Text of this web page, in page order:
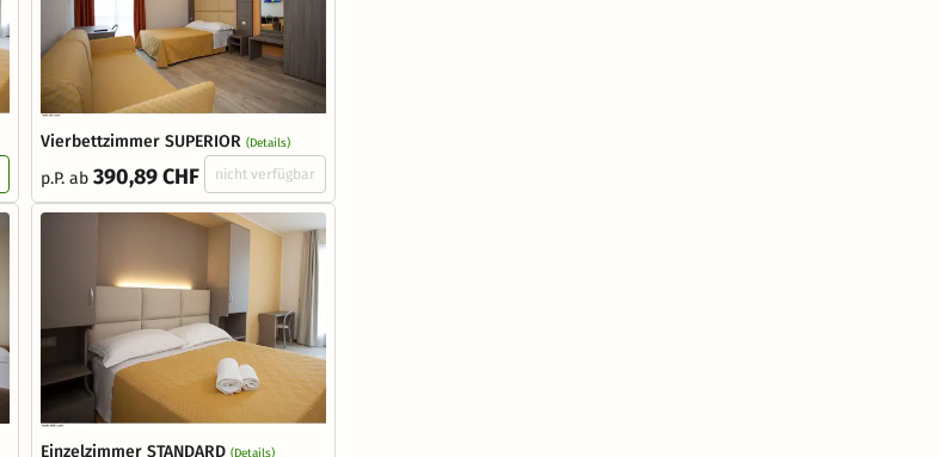
Vierbettzimmer SUPERIOR (Details)
p.P. ab 390,89 CHF nicht verfügbar
Einzelzimmer STANDARD (Details)